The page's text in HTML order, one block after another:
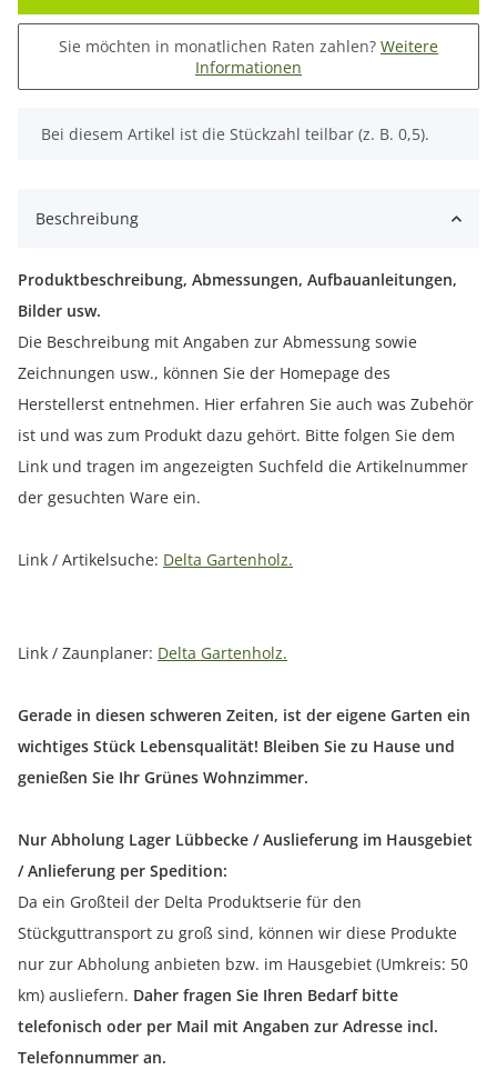
Sie möchten in monatlichen Raten zahlen? Weitere
Informationen
x
Bei diesem Artikel ist die Stückzahl teilbar (z. B. 0,5).
Beschreibung
Produktbeschreibung, Abmessungen, Aufbauanleitungen,
Bilder usw.
Die Beschreibung mit Angaben zur Abmessung sowie
Zeichnungen usw., können Sie der Homepage des
Herstellerst entnehmen. Hier erfahren Sie auch was Zubehör
ist und was zum Produkt dazu gehört. Bitte folgen Sie dem
Link und tragen im angezeigten Suchfeld die Artikelnummer
der gesuchten Ware ein.
Link / Artikelsuche: Delta Gartenholz.
Link / Zaunplaner: Delta Gartenholz.
Gerade in diesen schweren Zeiten, ist der eigene Garten ein
wichtiges Stück Lebensqualität! Bleiben Sie zu Hause und
genießen Sie Ihr Grünes Wohnzimmer.
Nur Abholung Lager Lübbecke / Auslieferung im Hausgebiet
/ Anlieferung per Spedition:
Da ein Großteil der Delta Produktserie für den
Stückguttransport zu groß sind, können wir diese Produkte
nur zur Abholung anbieten bzw. im Hausgebiet (Umkreis: 50
km) ausliefern. Daher fragen Sie Ihren Bedarf bitte
telefonisch oder per Mail mit Angaben zur Adresse incl.
Telefonnummer an.